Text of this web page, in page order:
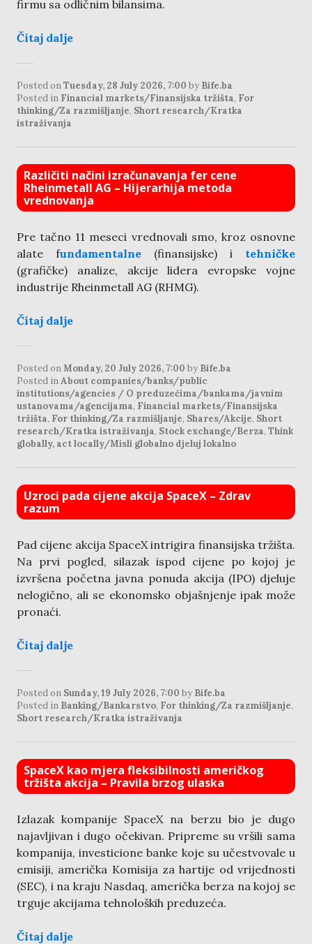
firmu sa odličnim bilansima.
Čitaj dalje
Posted onTuesday, 28 July 2026, 7:00 by Bife.ba
Posted in Financial markets/Finansijska tržišta, For
thinking/Za razmišljanje, Short research/Kratka
istraživanja
Različiti načini izračunavanja fer cene
Rheinmetall AG – Hijerarhija metoda
vrednovanja
Pre tačno 11 meseci vrednovali smo, kroz osnovne
alate fundamentalne (finansijske) i tehničke
(grafičke) analize, akcije lidera evropske vojne
industrije Rheinmetall AG (RHMG).
Čitaj dalje
Posted on Monday, 20 July 2026, 7:00 by Bife.ba
Posted inAbout companies/banks/public
institutions/agencies / O preduzećima/bankama/javnim
ustanovama/agencijama, Financial markets/Finansijska
tržišta, For thinking/Za razmišljanje, Shares/Akcije, Short
research/Kratka istraživanja, Stock exchange/Berza, Think
globally, act locally/Misli globalno djeluj lokalno
Uzroci pada cijene akcija SpaceX – Zdrav
razum
Pad cijene akcija SpaceX intrigira finansijska tržišta.
Na prvi pogled, silazak ispod cijene po kojoj je
izvršena početna javna ponuda akcija (IPO) djeluje
nelogično, ali se ekonomsko objašnjenje ipak može
pronaći.
Čitaj dalje
Posted on Sunday, 19 July 2026, 7:00 by Bife.ba
Posted in Banking/Bankarstvo, For thinking/Za razmišljanje,
Short research/Kratka istraživanja
SpaceX kao mjera fleksibilnosti američkog
tržišta akcija – Pravila brzog ulaska
Izlazak kompanije SpaceX na berzu bio je dugo
najavljivan i dugo očekivan. Pripreme su vršili sama
kompanija, investicione banke koje su učestvovale u
emisiji, američka Komisija za hartije od vrijednosti
(SEC), i na kraju Nasdaq, američka berza na kojoj se
trguje akcijama tehnoloških preduzeća.
Čitaj dalje